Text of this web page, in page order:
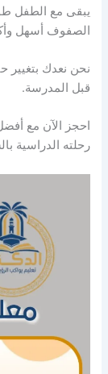
يبقى مع الطفل
الصفوف أسهل
نحن نعدك
قبل المدرسة.
احجز الآن مع
رحلته الدراسية